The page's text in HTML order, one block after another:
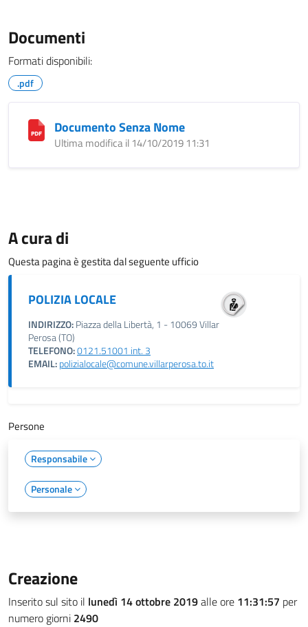
Documenti
Formati disponibili:
.pdf
Documento Senza Nome
Ultima modifica il 14/10/2019 11:31
A cura di
Questa pagina è gestita dal seguente ufficio
POLIZIA LOCALE
INDIRIZZO:Piazza della Libertà, 1 - 10069 Villar
Perosa (TO)
TELEFONO:0121.51001 int. 3
EMAIL:polizialocale@comune.villarperosa.to.it
Persone
Responsabile
Personale
Creazione
Inserito sul sito il lunedì 14 ottobre 2019alle ore 11:31:57 per
numero giorni 2490